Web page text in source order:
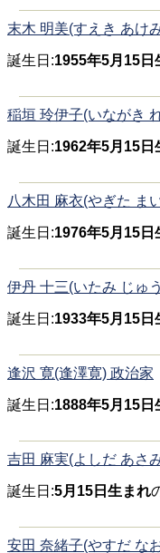
末木 明美(すえき あけ
誕生日:1955年5月15日
稲垣 玲伊子(いながき
誕生日:1962年5月15日
八木田 麻衣(やぎた ま
誕生日:1976年5月15日
伊丹 十三(いたみ じゅ
誕生日:1933年5月15日
逢沢 寛(逢澤寛) 政治家
誕生日:1888年5月15日
吉田 麻実(よしだ あさ
誕生日:5月15日生まれ
安田 奈緒子(やすだ な